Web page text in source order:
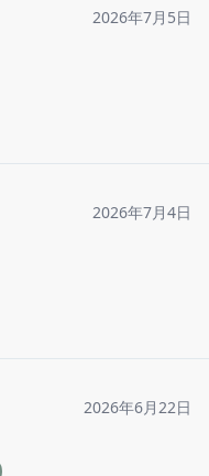
2026年7月5日
2026年7月4日
2026年6月22日